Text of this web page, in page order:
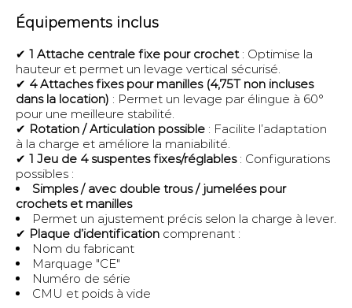
Équipements inclus
✔ 1 Attache centrale fixe pour crochet: Optimise la
hauteur et permet un levage vertical sécurisé.
✔ 4 Attaches fixes pour manilles (4,75T non incluses
dans la location) : Permet un levage par élingue à 60°
pour une meilleure stabilité.
✔ Rotation / Articulation possible : Facilite l’adaptation
à la charge et améliore la maniabilité.
✔ 1 Jeu de 4 suspentes fixes/réglables: Configurations
possibles :
Simples / avec double trous / jumelées pour
crochets et manilles
Permet un ajustement précis selon la charge à lever.
✔ Plaque d’identification comprenant :
Nom du fabricant
Marquage "CE"
Numéro de série
CMU et poids à vide